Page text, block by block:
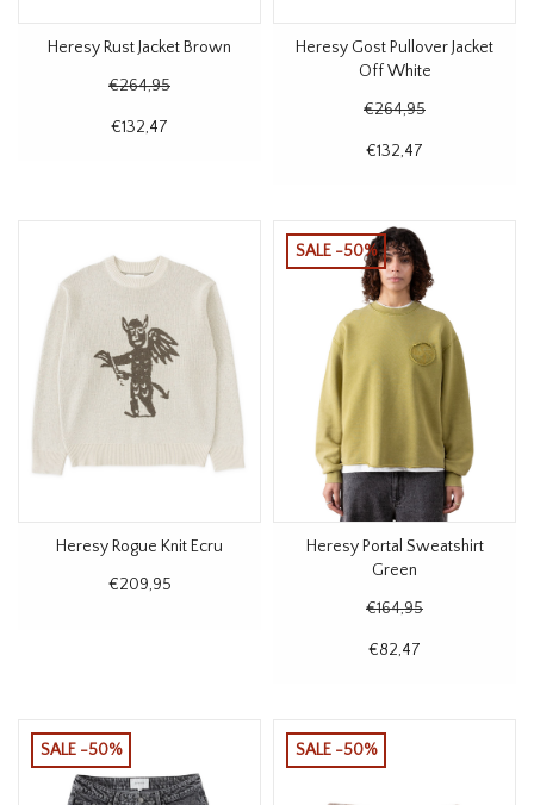
Heresy Rust Jacket Brown
€264,95
€132,47
Heresy Gost Pullover Jacket
Off White
€264,95
€132,47
Heresy Rogue Knit Ecru
€209,95
SALE -50%
Heresy Portal Sweatshirt
Green
€164,95
€82,47
SALE -50% SALE -50%